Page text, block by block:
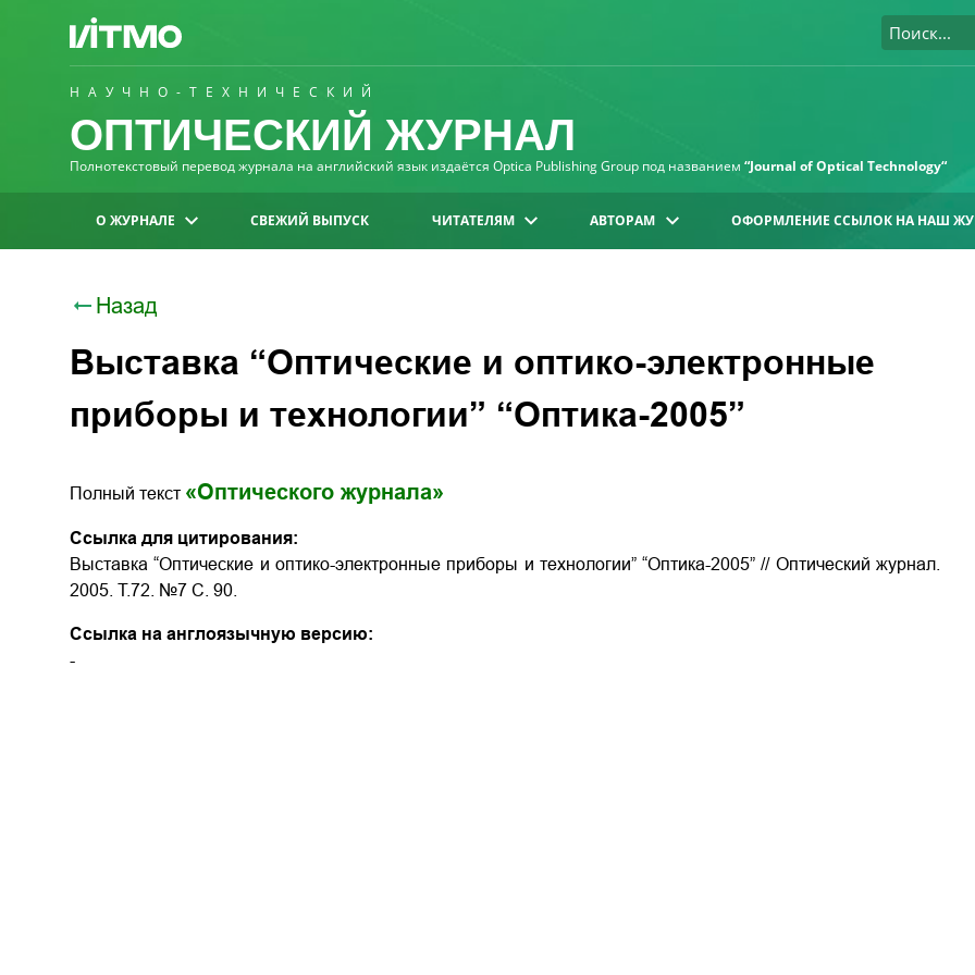
НАУЧНО-ТЕХНИЧЕСКИЙ
ОПТИЧЕСКИЙ ЖУРНАЛ
Полнотекстовый перевод журнала на английский язык издаётся Optica Publishing Group под названием “Journal of Optical Technology“
О ЖУРНАЛЕ СВЕЖИЙ ВЫПУСК ЧИТАТЕЛЯМ АВТОРАМ ОФОРМЛЕНИЕ ССЫЛОК НА НАШ
Назад
Выставка “Оптические и оптико-электронные
приборы и технологии” “Оптика-2005”
Полный текст «Оптического журнала»
Ссылка для цитирования:
Выставка “Оптические и оптико-электронные приборы и технологии” “Оптика-2005” // Оптический журнал.
2005. Т.72. №7 С. 90.
Ссылка на англоязычную версию:
-